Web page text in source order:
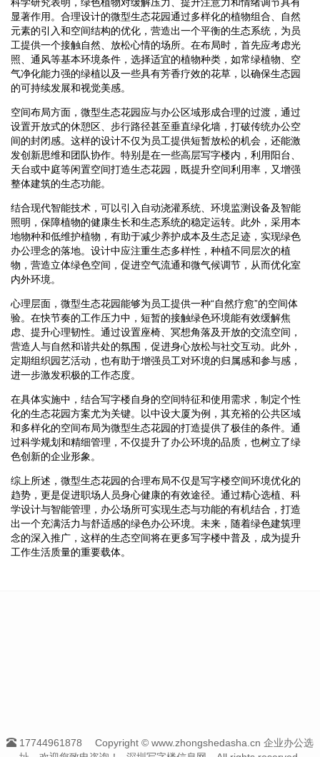
显著作用。合理设计的微型生态花园通过多样化的植物组合、自然
元素的引入和空间结构的优化，营造出一个平衡的生态系统，为员
工提供一个接触自然、放松心情的场所。在布局时，首先应考虑光
照、通风等基本环境条件，选择适宜的植物种类，如常绿植物、空
气净化能力强的绿植以及一些具有芳香疗效的花草，以确保生态园
的可持续发展和视觉美感。
空间布局方面，微型生态花园应与办公区域形成合理的过渡，通过
设置开放式的休憩区、步行路径甚至垂直绿化墙，打破传统办公空
间的封闭感。这样的设计不仅为员工提供短暂放松的机会，还能激
发创新思维和团队协作。特别是在一些高层写字楼内，利用阳台、
天台或中庭等闲置空间打造生态花园，既提升空间利用率，又增强
整体建筑的生态功能。
结合现代智能技术，可以引入自动浇灌系统、环境监测设备及智能
照明，保障植物的健康生长和生态系统的稳定运转。此外，采用本
地物种和低维护植物，有助于减少养护成本及生态足迹，实现绿色
办公理念的落地。设计中应注重生态多样性，种植不同层次的植
物，营造立体绿色空间，促进空气流通和微气候调节，从而优化室
内外环境。
心理层面，微型生态花园能够为员工提供一种“自然疗愈”的空间体
验。在快节奏的工作压力中，短暂的接触绿色环境能有效缓解焦
虑、提升心理韧性。通过设置座椅、冥想角落及开放的交流空间，
营造人与自然和谐共处的氛围，促进身心放松与社交互动。此外，
定期组织园艺活动，也有助于增强员工对环境的归属感和参与感，
进一步激发积极的工作态度。
在具体实施中，结合写字楼自身的空间特征和使用需求，制定个性
化的生态花园方案尤为关键。以中设大厦为例，其充裕的公共区域
和多样化的空间布局为微型生态花园的打造提供了极佳的条件。通
过科学规划和精细管理，不仅提升了办公环境的品质，也树立了绿
色创新的企业形象。
综上所述，微型生态花园的合理布局不仅是写字楼空间环境优化的
趋势，更是促进职场人员身心健康的有效途径。通过精心选植、科
学设计与智能管理，办公场所可实现生态与功能的有机结合，打造
出一个充满活力与舒适感的绿色办公环境。未来，随着绿色建筑理
念的深入推广，这样的生态空间将在更多写字楼中普及，成为提升
工作生活质量的重要载体。
17744961878
Copyright © www.zhongshedasha.cn 企业办公选